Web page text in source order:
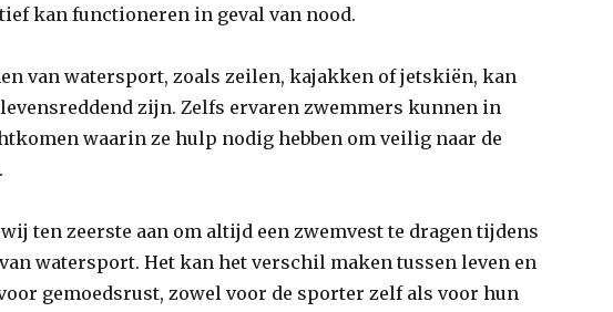
kan functioneren in geval van nood.
van watersport, zoals zeilen, kajakken of jetskiën, kan
zijn. Zelfs ervaren zwemmers kunnen in
waarin ze hulp nodig hebben om veilig naar de
ten zeerste aan om altijd een zwemvest te dragen tijdens
watersport. Het kan het verschil maken tussen leven en
gemoedsrust, zowel voor de sporter zelf als voor hun